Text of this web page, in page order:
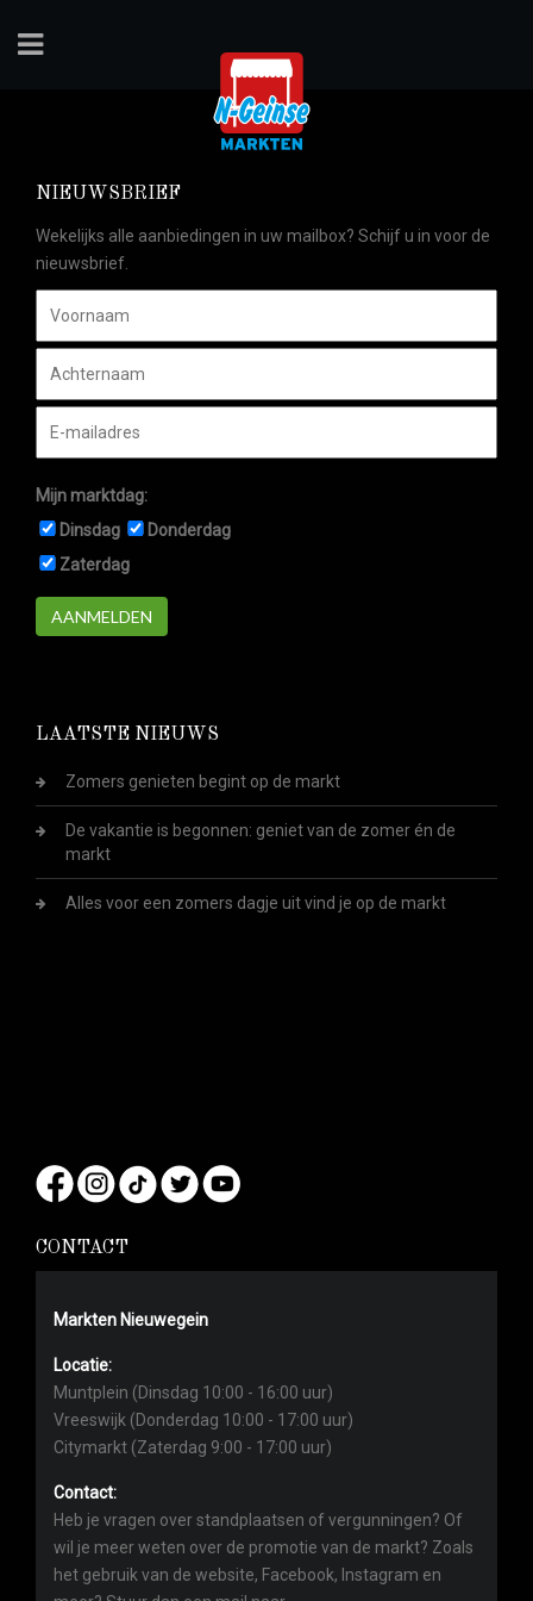
NIEUWSBRIEF
Wekelijks alle aanbiedingen in uw mailbox? Schijf u in voor de
nieuwsbrief.
Mijn marktdag:
Dinsdag
Donderdag
Zaterdag
AANMELDEN
LAATSTE NIEUWS
Zomers genieten begint op de markt
De vakantie is begonnen: geniet van de zomer én de
markt
Alles voor een zomers dagje uit vind je op de markt
CONTACT
Markten Nieuwegein
Locatie:
Muntplein (Dinsdag 10:00 - 16:00 uur)
Vreeswijk (Donderdag 10:00 - 17:00 uur)
Citymarkt (Zaterdag 9:00 - 17:00 uur)
Contact:
Heb je vragen over standplaatsen of vergunningen? Of
wil je meer weten over de promotie van de markt? Zoals
het gebruik van de website, Facebook, Instagram en